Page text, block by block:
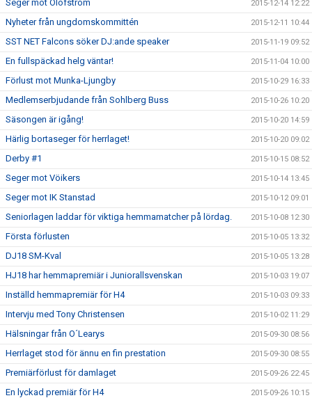
Seger mot Olofström 2015-12-14 12:22
Nyheter från ungdomskommittén 2015-12-11 10:44
SST NET Falcons söker DJ:ande speaker 2015-11-19 09:52
En fullspäckad helg väntar! 2015-11-04 10:00
Förlust mot Munka-Ljungby 2015-10-29 16:33
Medlemserbjudande från Sohlberg Buss 2015-10-26 10:20
Säsongen är igång! 2015-10-20 14:59
Härlig bortaseger för herrlaget! 2015-10-20 09:02
Derby #1 2015-10-15 08:52
Seger mot Vöikers 2015-10-14 13:45
Seger mot IK Stanstad 2015-10-12 09:01
Seniorlagen laddar för viktiga hemmamatcher på lördag. 2015-10-08 12:30
Första förlusten 2015-10-05 13:32
DJ18 SM-Kval 2015-10-05 13:28
HJ18 har hemmapremiär i Juniorallsvenskan 2015-10-03 19:07
Inställd hemmapremiär för H4 2015-10-03 09:33
Intervju med Tony Christensen 2015-10-02 11:29
Hälsningar från O´Learys 2015-09-30 08:56
Herrlaget stod för ännu en fin prestation 2015-09-30 08:55
Premiärförlust för damlaget 2015-09-26 22:45
En lyckad premiär för H4 2015-09-26 10:15